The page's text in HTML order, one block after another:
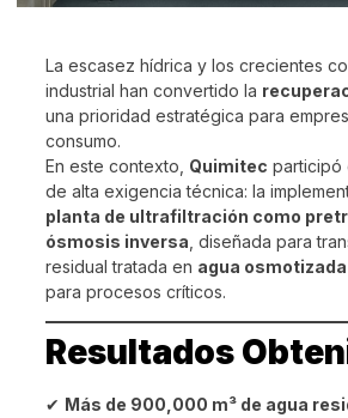
La escasez hídrica y los crecientes
industrial han convertido la
una prioridad estratégica para
consumo.
En este contexto, Quimitec participó
de alta exigencia técnica: la
planta de ultrafiltración como
ósmosis inversa , diseñada para
residual tratada en agua
para procesos críticos.
Resultados
✔ Más de 900,000 m³ de agua